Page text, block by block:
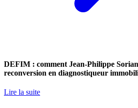
DEFIM : comment Jean-Philippe
reconversion en diagnostiqueur
Lire la suite